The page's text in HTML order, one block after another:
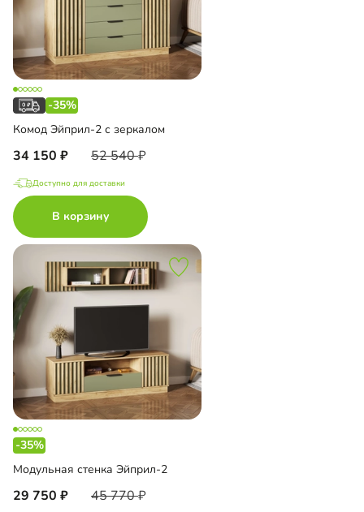
-35%
Комод Эйприл-2 с зеркалом
34 150 52 540
Доступно для доставки
В корзину
-35%
Модульная стенка Эйприл-2
29 750 45 770